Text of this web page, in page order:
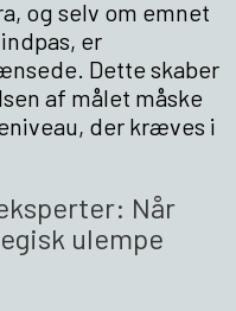
og selv om emnet
er
Dette skaber
af målet måske
der kræves i
Når
ulempe